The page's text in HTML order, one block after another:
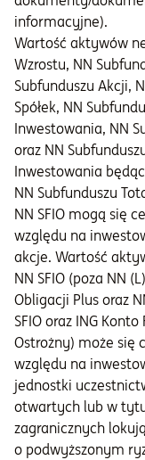
informacyjne).
Wartość aktywów
Wzrostu, NN
Subfunduszu Akcji,
Spółek, NN
Inwestowania, NN
oraz NN
Inwestowania
NN Subfunduszu
NN SFIO mogą się
względu na
akcje. Wartość
NN SFIO (poza NN
Obligacji Plus oraz
SFIO oraz ING
Ostrożny) może się
względu na
jednostki
otwartych lub w
zagranicznych
o podwyższonym